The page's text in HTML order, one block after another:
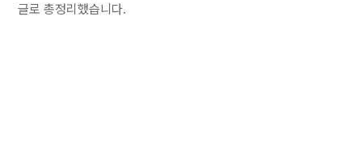
글로 총정리했습니다.